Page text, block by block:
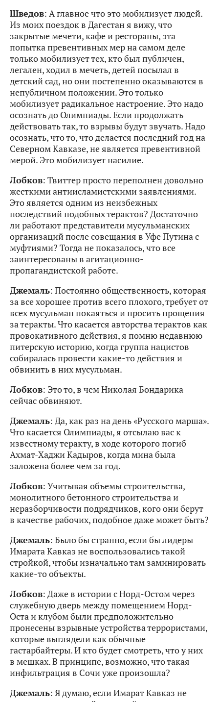
Шведов: А главное что это мобилизует людей.
Из моих поездок в Дагестан я вижу, что
закрытые мечети, кафе и рестораны, эта
попытка превентивных мер на самом деле
только мобилизует тех, кто был публичен,
легален, ходил в мечеть, детей посылал в
детский сад, но они постепенно оказываются в
непубличном положении. Это только
мобилизует радикальное настроение. Это надо
осознать до Олимпиады. Если продолжать
действовать так, то взрывы будут звучать. Надо
осознать, что то, что делается последний год на
Северном Кавказе, не является превентивной
мерой. Это мобилизует насилие.
Лобков: Твиттер просто переполнен довольно
жесткими антиисламистскими заявлениями.
Это является одним из неизбежных
последствий подобных терактов? Достаточно
ли работают представители мусульманских
организаций после совещания в Уфе Путина с
муфтиями? Тогда не показалось, что все
заинтересованы в агитационно-
пропагандистской работе.
Джемаль: Постоянно общественность, которая
за все хорошее против всего плохого, требует от
всех мусульман покаяться и просить прощения
за теракты. Что касается авторства терактов как
провокативного действия, я помню недавнюю
питерскую историю, когда группа нацистов
собиралась провести какие-то действия и
обвинить в них мусульман.
Лобков: Это то, в чем Николая Бондарика
сейчас обвиняют.
Джемаль: Да, как раз на день «Русского марша».
Что касается Олимпиады, я отсылаю вас к
известному теракту, в ходе которого погиб
Ахмат-Хаджи Кадыров, когда мина была
заложена более чем за год.
Лобков: Учитывая объемы строительства,
монолитного бетонного строительства и
неразборчивости подрядчиков, кого они берут
в качестве рабочих, подобное даже может быть?
Джемаль: Было бы странно, если бы лидеры
Имарата Кавказ не воспользовались такой
стройкой, чтобы изначально там заминировать
какие-то объекты.
Лобков: Даже в истории с Норд-Остом через
служебную дверь между помещением Норд-
Оста и клубом были предположительно
пронесены взрывные устройства террористами,
которые выглядели как обычные
гастарбайтеры. И кто будет смотреть, что у них
в мешках. В принципе, возможно, что такая
инфильтрация в Сочи уже произошла?
Джемаль: Я думаю, если Имарат Кавказ не